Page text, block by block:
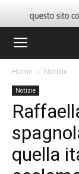
Home Notizie
Notizie
quella